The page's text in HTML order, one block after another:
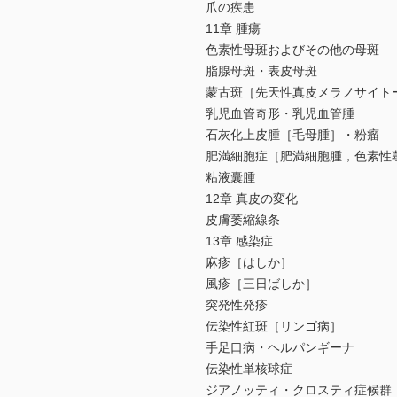
爪の疾患
11章 腫瘍
色素性母斑およびその他の母斑
脂腺母斑・表皮母斑
蒙古斑［先天性真皮メラノサイト
乳児血管奇形・乳児血管腫
石灰化上皮腫［毛母腫］・粉瘤
肥満細胞症［肥満細胞腫，色素性
粘液囊腫
12章 真皮の変化
皮膚萎縮線条
13章 感染症
麻疹［はしか］
風疹［三日ばしか］
突発性発疹
伝染性紅斑［リンゴ病］
手足口病・ヘルパンギーナ
伝染性単核球症
ジアノッティ・クロスティ症候群